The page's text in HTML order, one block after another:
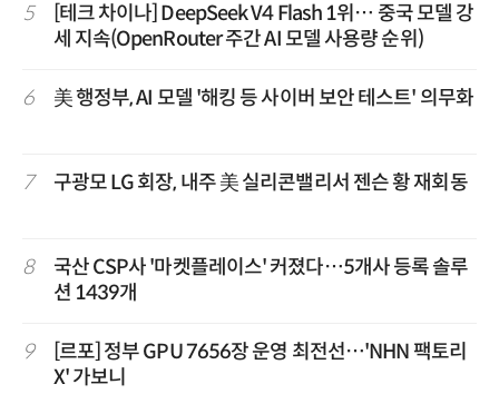
5
[테크 차이나] DeepSeek V4 Flash 1위… 중국 모델 강
세 지속(OpenRouter 주간 AI 모델 사용량 순위)
6 美 행정부, AI 모델 '해킹 등 사이버 보안 테스트' 의무화
7 구광모 LG 회장, 내주 美 실리콘밸리서 젠슨 황 재회동
8
국산 CSP사 '마켓플레이스' 커졌다…5개사 등록 솔루
션 1439개
9
[르포] 정부 GPU 7656장 운영 최전선…'NHN 팩토리
X' 가보니